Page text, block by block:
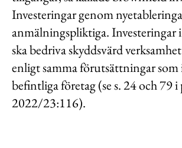
Investeringar genom
anmälningspliktiga. Investeringar
ska bedriva skyddsvärd
enligt samma förutsättningar som
befintliga företag (se s. 24 och 79 i
2022/23:116).